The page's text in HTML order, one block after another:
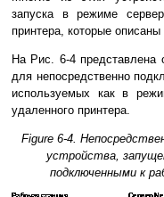
запуска в режиме
принтера, которые
На Рис. 6-4 представлена
для непосредственно
используемых как в
удаленного принтера.
Figure 6-4.
устройства,
подключенными к